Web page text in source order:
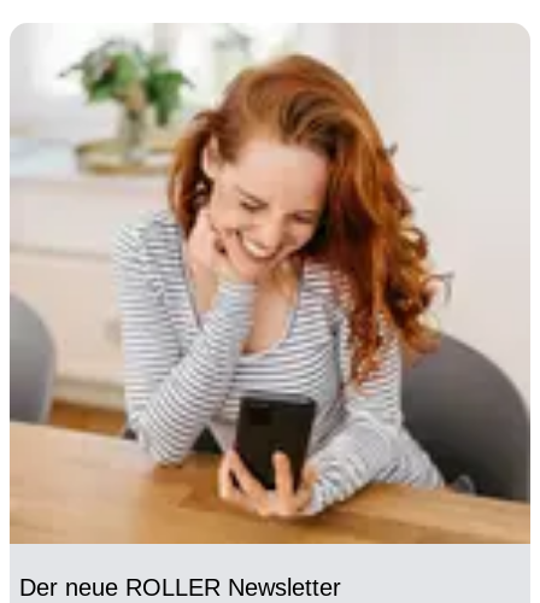
Der neue ROLLER Newsletter